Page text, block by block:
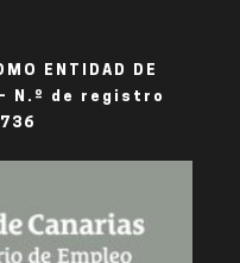
ENTIDAD DE
- N.º de registro